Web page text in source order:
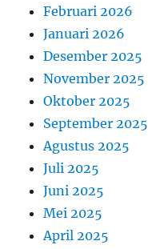
Februari 2026
Januari 2026
Desember 2025
November 2025
Oktober 2025
September 2025
Agustus 2025
Juli 2025
Juni 2025
Mei 2025
April 2025